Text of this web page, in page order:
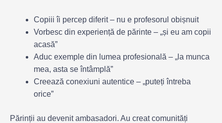
Copiii îi percep diferit – nu e profesorul obișnuit
Vorbesc din experiență de părinte – „și eu am copii
acasă”
Aduc exemple din lumea profesională – „la munca
mea, asta se întâmplă”
Creează conexiuni autentice – „puteți întreba
orice”
Părinții au devenit ambasadori. Au creat comunități